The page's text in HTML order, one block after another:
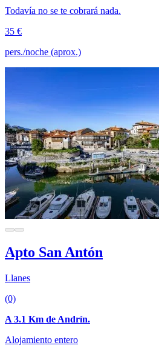
Todavía no se te cobrará nada.
35 €
pers./noche (aprox.)
Apto San Antón
Llanes
(0)
A 3.1 Km de Andrín.
Alojamiento entero